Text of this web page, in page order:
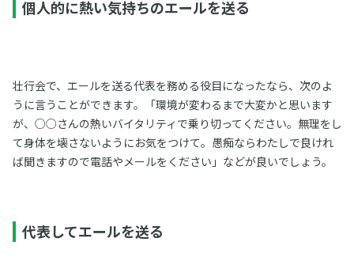
個人的に熱い気持ちのエールを送る
壮行会で、エールを送る代表を務める役目になったなら、次のよ
うに言うことができます。「環境が変わるまで大変かと思います
が、○○さんの熱いバイタリティで乗り切ってください。無理をし
て身体を壊さないようにお気をつけて。愚痴ならわたしで良けれ
ば聞きますので電話やメールをください」などが良いでしょう。
代表してエールを送る